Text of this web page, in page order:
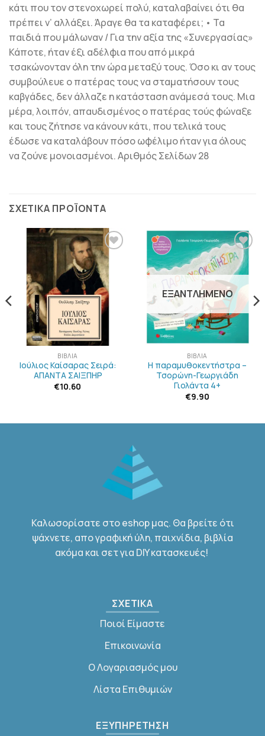
κάτι που τον στενοχωρεί πολύ, καταλαβαίνει ότι θα
πρέπει ν’ αλλάξει. Άραγε θα τα καταφέρει; • Τα
παιδιά που μάλωναν / Για την αξία της «Συνεργασίας»
Κάποτε, ήταν έξι αδέλφια που από μικρά
τσακώνονταν όλη την ώρα μεταξύ τους. Όσο κι αν τους
συμβούλευε ο πατέρας τους να σταματήσουν τους
καβγάδες, δεν άλλαζε η κατάσταση ανάμεσά τους. Μια
μέρα, λοιπόν, απαυδισμένος ο πατέρας τούς φώναξε
και τους ζήτησε να κάνουν κάτι, που τελικά τους
έδωσε να καταλάβουν πόσο ωφέλιμο ήταν για όλους
να ζούνε μονοιασμένοι. Αριθμός Σελίδων 28
ΣΧΕΤΙΚΆ ΠΡΟΪΌΝΤΑ
ΠΡΟΣΘΉΚΗ
ΣΤΗΝ
ΛΊΣΤΑ
ΕΠΙΘΥΜΙΏΝ
ΒΙΒΛΊΑ
Ιούλιος Καίσαρας Σειρά:
ΑΠΑΝΤΑ ΣΑΙΞΠΗΡ
€10.60
ΠΡΟΣΘΉΚΗ
ΣΤΗΝ
ΛΊΣΤΑ
ΕΠΙΘΥΜΙΏΝ
ΕΞΑΝΤΛΗΜΈΝΟ
ΒΙΒΛΊΑ
Η παραμυθοκεντήστρα –
Τσορώνη-Γεωργιάδη
Γιολάντα 4+
€9.90
Καλωσορίσατε στο eshop μας. Θα βρείτε ότι
ψάχνετε, απο γραφική ύλη, παιχνίδια, βιβλία
ακόμα και σετ για DIY κατασκευές!
ΣΧΕΤΙΚΑ
Ποιοί Είμαστε
Επικοινωνία
Ο Λογαριασμός μου
Λίστα Επιθυμιών
ΕΞΥΠΗΡΕΤΗΣΗ